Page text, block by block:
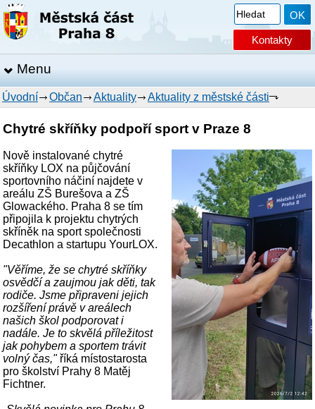
Kontakty
Menu
Úvodní Občan Aktuality Aktuality z městské části
Chytré skříňky podpoří sport v Praze 8
Nově instalované chytré
skříňky LOX na půjčování
sportovního náčiní najdete v
areálu ZŠ Burešova a ZŠ
Glowackého. Praha 8 se tím
připojila k projektu chytrých
skříněk na sport společnosti
Decathlon a startupu YourLOX.
"Věříme, že se chytré skříňky
osvědčí a zaujmou jak děti, tak
rodiče. Jsme připraveni jejich
rozšíření právě v areálech
našich škol podporovat i
nadále. Je to skvělá příležitost
jak pohybem a sportem trávit
volný čas,"říká místostarosta
pro školství Prahy 8 Matěj
Fichtner.